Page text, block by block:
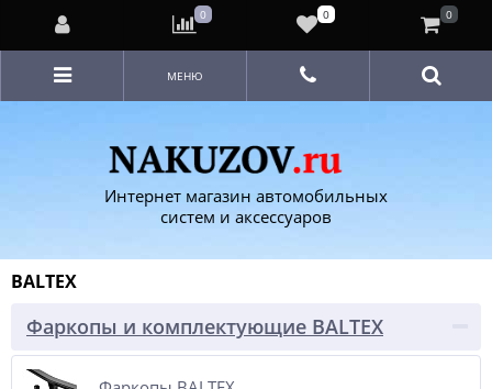
Интернет магазин автомобильных
систем и аксессуаров
МЕНЮ
BALTEX
Фаркопы и комплектующие BALTEX
0 0 0